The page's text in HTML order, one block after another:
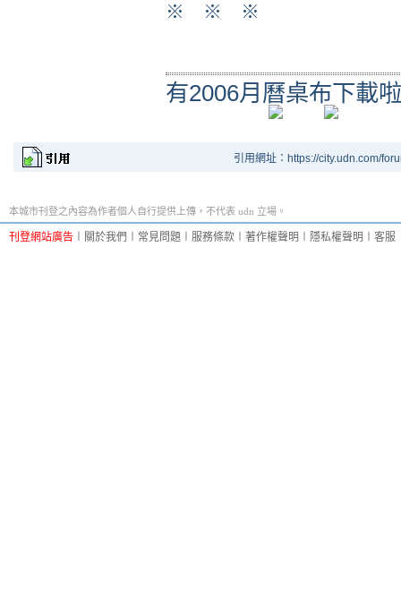
※
※ ※
有2006月曆桌布下載啦
引用網址：https://city.udn.com/
本城市刊登之內容為作者個人自行提供上傳，不代表 udn 立場。
刊登網站廣告 關於我們 常見問題 服務條款 著作權聲明 隱私權聲明 客服